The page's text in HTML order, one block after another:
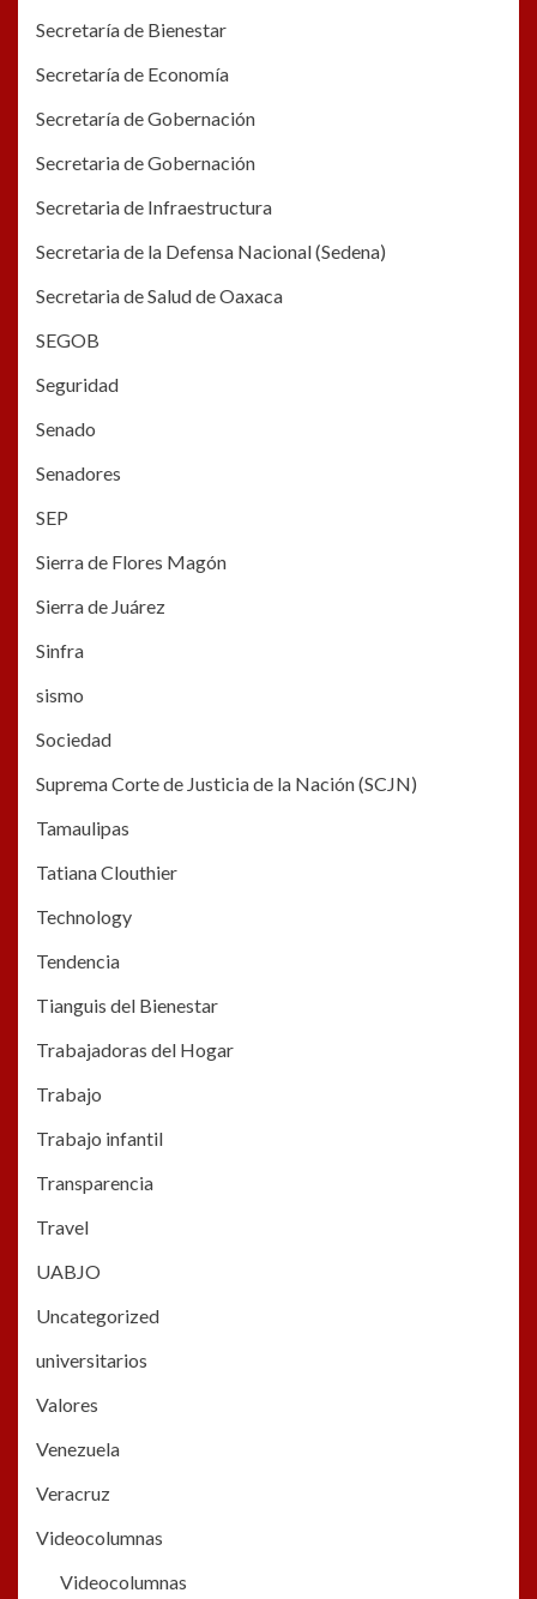
Secretaría de Bienestar
Secretaría de Economía
Secretaría de Gobernación
Secretaria de Gobernación
Secretaria de Infraestructura
Secretaria de la Defensa Nacional (Sedena)
Secretaria de Salud de Oaxaca
SEGOB
Seguridad
Senado
Senadores
SEP
Sierra de Flores Magón
Sierra de Juárez
Sinfra
sismo
Sociedad
Suprema Corte de Justicia de la Nación (SCJN)
Tamaulipas
Tatiana Clouthier
Technology
Tendencia
Tianguis del Bienestar
Trabajadoras del Hogar
Trabajo
Trabajo infantil
Transparencia
Travel
UABJO
Uncategorized
universitarios
Valores
Venezuela
Veracruz
Videocolumnas
Videocolumnas